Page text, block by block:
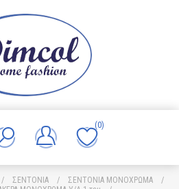
(0)
/ ΣΕΝΤΟΝΙΑ / ΣΕΝΤΟΝΙΑ ΜΟΝΟΧΡΩΜΑ
/